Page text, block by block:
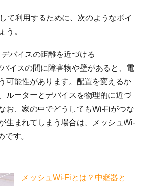
て利用するために、次のようなポイ
う。
バイスの距離を近づける
イスの間に障害物や壁があると、電
可能性があります。配置を変えるか
ルーターとデバイスを物理的に近づ
お、家の中でどうしてもWi-Fiがつな
生まれてしまう場合は、メッシュWi-
です。
メッシュWi-Fiとは？中継器と